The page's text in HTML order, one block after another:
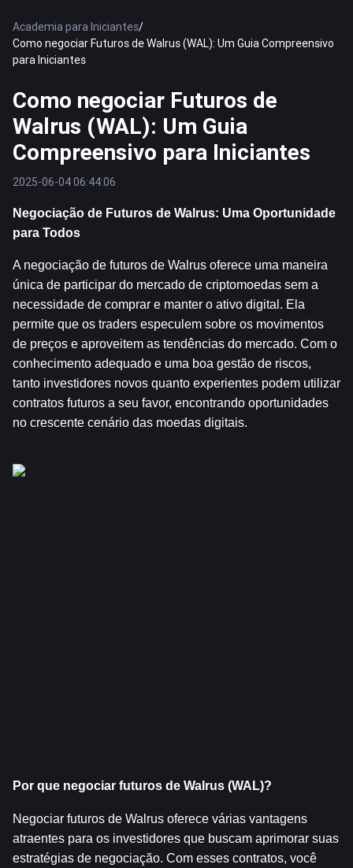
Academia para Iniciantes/
Como negociar Futuros de Walrus (WAL): Um Guia Compreensivo
para Iniciantes
Como negociar Futuros de
Walrus (WAL): Um Guia
Compreensivo para Iniciantes
2025-06-04 06:44:06
Negociação de Futuros de Walrus: Uma Oportunidade
para Todos
A negociação de futuros de Walrus oferece uma maneira
única de participar do mercado de criptomoedas sem a
necessidade de comprar e manter o ativo digital. Ela
permite que os traders especulem sobre os movimentos
de preços e aproveitem as tendências do mercado. Com o
conhecimento adequado e uma boa gestão de riscos,
tanto investidores novos quanto experientes podem utilizar
contratos futuros a seu favor, encontrando oportunidades
no crescente cenário das moedas digitais.
Por que negociar futuros de Walrus (WAL)?
Negociar futuros de Walrus oferece várias vantagens
atraentes para os investidores que buscam aprimorar suas
estratégias de negociação. Com esses contratos, você